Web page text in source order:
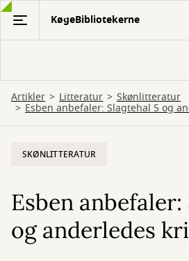
Gå
hovedindhold
KøgeBibliotekerne
Artikler Litteratur Skønlitteratur
Esben anbefaler: Slagtehal 5 og
SKØNLITTERATUR
Esben anbefaler:
og anderledes